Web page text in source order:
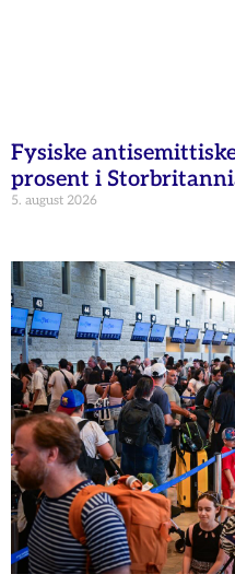
Fysiske
prosent i
5. august 2026